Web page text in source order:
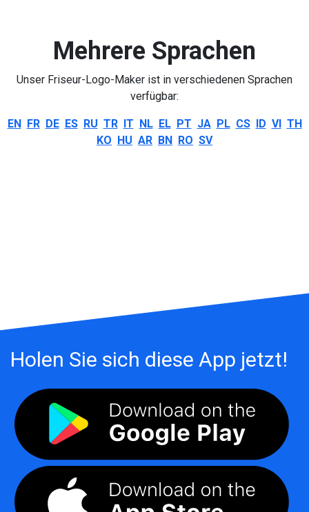
Mehrere Sprachen
Unser Friseur-Logo-Maker ist in verschiedenen Sprachen
verfügbar:
EN FR DE ES RU TR IT NL EL PT JA PL CS ID VI TH
KO HU AR BN RO SV
Holen Sie sich diese App jetzt!